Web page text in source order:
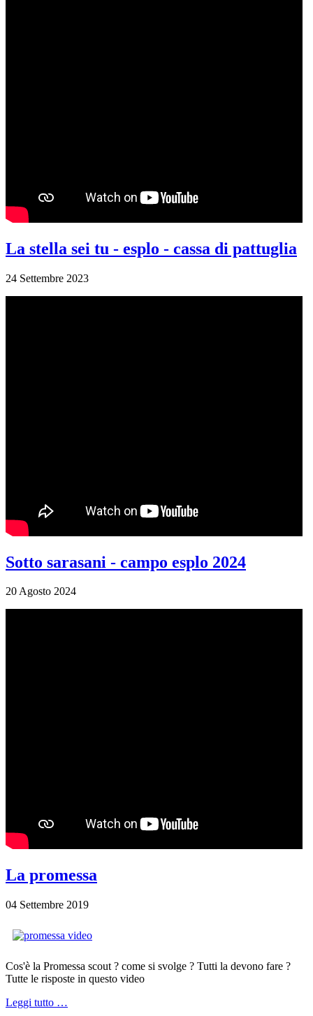
La stella sei tu - esplo - cassa di pattuglia
24 Settembre 2023
Sotto sarasani - campo esplo 2024
20 Agosto 2024
La promessa
04 Settembre 2019
Cos'è la Promessa scout ? come si svolge ? Tutti la devono fare ?
Tutte le risposte in questo video
Leggi tutto …